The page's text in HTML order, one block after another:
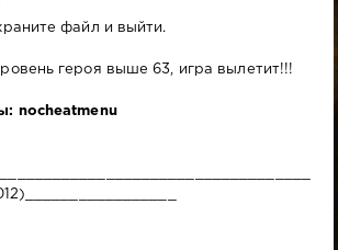
файл и выйти.
героя выше 63, игра вылетит!!!
nocheatmenu